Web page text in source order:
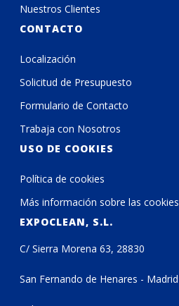
Nuestros Clientes
CONTACTO
Localización
Solicitud de Presupuesto
Formulario de Contacto
Trabaja con Nosotros
USO DE COOKIES
Política de cookies
Más información sobre las cookies
EXPOCLEAN, S.L.
C/ Sierra Morena 63, 28830
San Fernando de Henares - Madrid